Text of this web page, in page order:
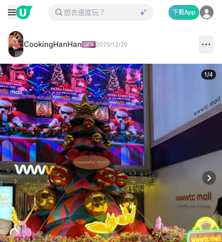
下載App
CookingHanHan 2025/12/26
1/4